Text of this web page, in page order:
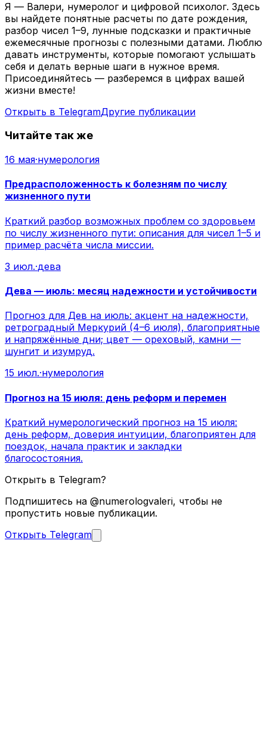
Я — Валери, нумеролог и цифровой психолог. Здесь
вы найдете понятные расчеты по дате рождения,
разбор чисел 1–9, лунные подсказки и практичные
ежемесячные прогнозы с полезными датами. Люблю
давать инструменты, которые помогают услышать
себя и делать верные шаги в нужное время.
Присоединяйтесь — разберемся в цифрах вашей
жизни вместе!
Открыть в TelegramДругие публикации
Читайте так же
16 мая·нумерология
Предрасположенность к болезням по числу
жизненного пути
Краткий разбор возможных проблем со здоровьем
по числу жизненного пути: описания для чисел 1–5 и
пример расчёта числа миссии.
3 июл.·дева
Дева — июль: месяц надежности и устойчивости
Прогноз для Дев на июль: акцент на надежности,
ретроградный Меркурий (4–6 июля), благоприятные
и напряжённые дни; цвет — ореховый, камни —
шунгит и изумруд.
15 июл.·нумерология
Прогноз на 15 июля: день реформ и перемен
Краткий нумерологический прогноз на 15 июля:
день реформ, доверия интуиции, благоприятен для
поездок, начала практик и закладки
благосостояния.
Открыть в Telegram?
Подпишитесь на @numerologvaleri, чтобы не
пропустить новые публикации.
Открыть Telegram